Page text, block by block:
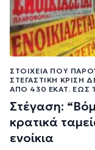
ΣΤΟΙΧΕΊΑ ΠΟΥ
ΣΤΕΓΑΣΤΙΚΉ ΚΡΊΣΗ
ΑΠΌ 430 ΕΚΑΤ. ΈΩΣ
Στέγαση:
κρατικά
ενοίκια